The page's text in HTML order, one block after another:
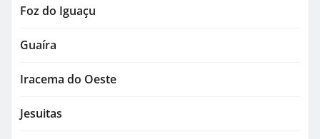
Foz do Iguaçu
Guaíra
Iracema do Oeste
Jesuitas